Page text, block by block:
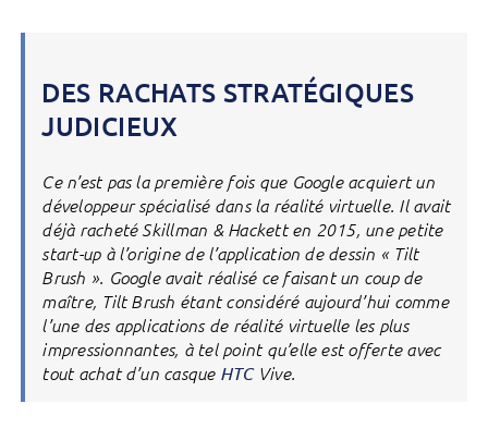
DES RACHATS STRATÉGIQUES
JUDICIEUX
Ce n’est pas la première fois que Google acquiert un
développeur spécialisé dans la réalité virtuelle. Il avait
déjà racheté Skillman & Hackett en 2015, une petite
start-up à l’origine de l’application de dessin « Tilt
Brush ». Google avait réalisé ce faisant un coup de
maître, Tilt Brush étant considéré aujourd’hui comme
l’une des applications de réalité virtuelle les plus
impressionnantes, à tel point qu’elle est offerte avec
tout achat d’un casque HTCVive.